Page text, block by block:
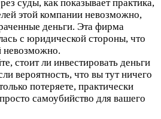
суды, как показывает практика,
этой компании невозможно,
деньги. Эта фирма
с юридической стороны, что
невозможно.
стоит ли инвестировать деньги
вероятность, что вы тут ничего
потеряете, практически
самоубийство для вашего